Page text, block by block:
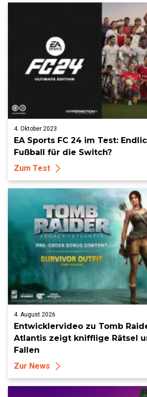
4. Oktober 2023
EA Sports FC 24 im Test:
Fußball für die Switch?
Zum Test
4. August 2026
Entwicklervideo zu Tomb
Atlantis zeigt knifflige Rätsel
Fallen
Zur News